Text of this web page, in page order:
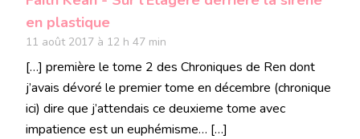
en plastique
11 août 2017 à 12 h 47 min
[…] première le tome 2 des Chroniques de Ren dont
j’avais dévoré le premier tome en décembre (chronique
ici) dire que j’attendais ce deuxieme tome avec
impatience est un euphémisme… […]